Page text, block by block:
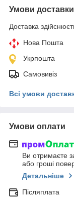
Умови доставки
Доставка
Нова Пошта
Укрпошта
Самовивіз
Всі умови
Умови оплати
Ви отримаєте
або гроші
Детальніше
Післяплата